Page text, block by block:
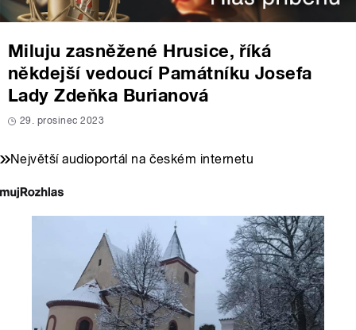
Miluju zasněžené Hrusice, říká
někdejší vedoucí Památníku Josefa
Lady Zdeňka Burianová
29. prosinec 2023
Největší audioportál na českém internetu